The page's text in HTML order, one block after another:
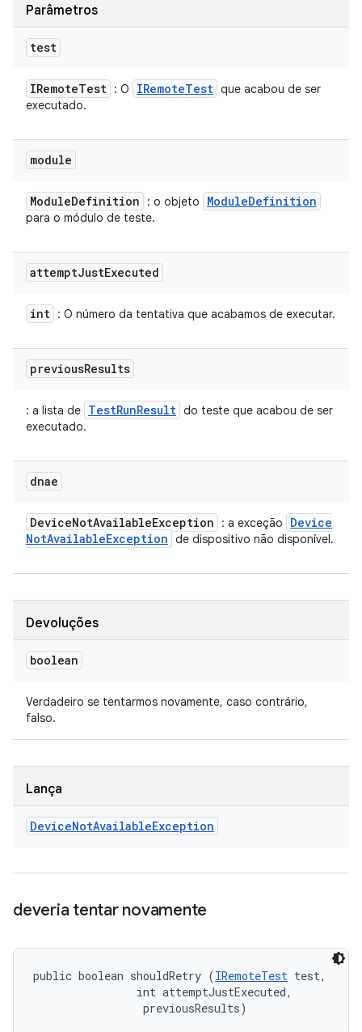
Parâmetros
test
IRemoteTest : O IRemoteTest que acabou de ser
executado.
module
ModuleDefinition : o objeto ModuleDefinition
para o módulo de teste.
attemptJustExecuted
int : O número da tentativa que acabamos de executar.
previousResults
: a lista de TestRunResult do teste que acabou de ser
executado.
dnae
DeviceNotAvailableException : a exceção
Device
NotAvailableException de dispositivo não disponível.
Devoluções
boolean
Verdadeiro se tentarmos novamente, caso contrário,
falso.
Lança
DeviceNotAvailableException
deveria tentar novamente
public boolean shouldRetry (IRemoteTest test,
                int attemptJustExecuted,
previousResults)